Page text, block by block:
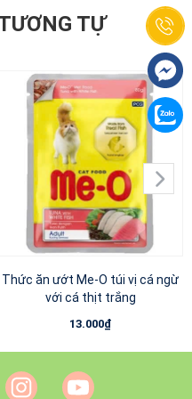
TỰ
Thức ăn ướt Me-O túi vị cá ngừ
với cá thịt trắng
13.000₫